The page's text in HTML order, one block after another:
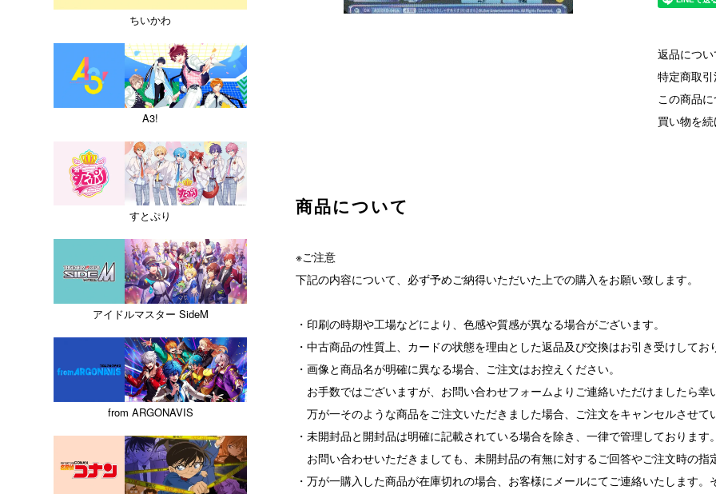
返品につい
特定商取
この商品
買い物を
商品について
※ご注意
下記の内容について、必ず予めご納得いただいた上での購入をお願い致します。
・印刷の時期や工場などにより、色感や質感が異なる場合がございます。
・中古商品の性質上、カードの状態を理由とした返品及び交換はお引き受けしてお
・画像と商品名が明確に異なる場合、ご注文はお控えください。
お手数ではございますが、お問い合わせフォームよりご連絡いただけましたら幸
万が一そのような商品をご注文いただきました場合、ご注文をキャンセルさせて
・未開封品と開封品は明確に記載されている場合を除き、一律で管理しております。
お問い合わせいただきましても、未開封品の有無に対するご回答やご注文時の指
・万が一購入した商品が在庫切れの場合、お客様にメールにてご連絡いたします
ちいかわ
A3!
すとぷり
アイドルマスター SideM
from ARGONAVIS